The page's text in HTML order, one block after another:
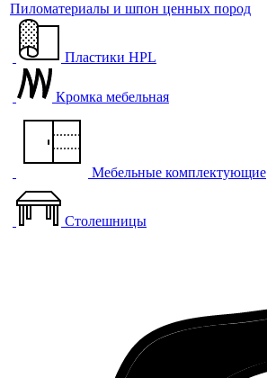
Пиломатериалы и шпон ценных пород
Пластики HPL
Кромка мебельная
Мебельные комплектующие
Столешницы